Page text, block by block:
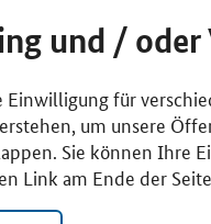
und / oder
für
um unsere
Sie können
Link am Ende der